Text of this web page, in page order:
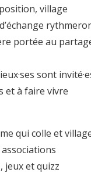
village
portée au
sont
et à faire vivre
qui colle et
jeux et quizz